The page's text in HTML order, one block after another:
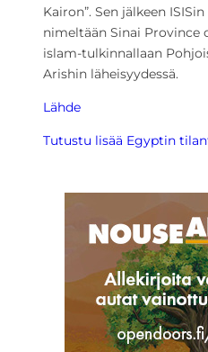
Kairon”. Sen jälkeen
nimeltään Sinai Province
islam-tulkinnallaan
Arishin läheisyydessä.
Lähde
Tutustu lisää Egyptin